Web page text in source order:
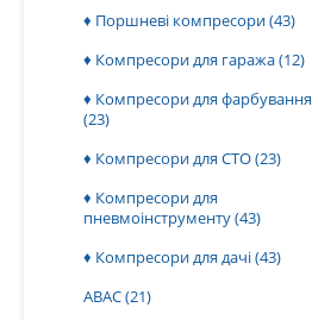
♦ Поршневі компресори(43)
♦ Компресори для гаража(12)
♦ Компресори для фарбування
(23)
♦ Компресори для СТО(23)
♦ Компресори для
пневмоінструменту(43)
♦ Компресори для дачі(43)
ABAC(21)